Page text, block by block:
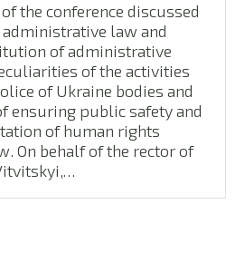
the conference discussed
law and
of administrative
of the activities
of Ukraine bodies and
ensuring public safety and
of human rights
On behalf of the rector of